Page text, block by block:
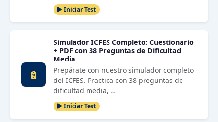
Iniciar Test
Simulador ICFES Completo: Cuestionario
+ PDF con 38 Preguntas de Dificultad
Media
Prepárate con nuestro simulador completo
del ICFES. Practica con 38 preguntas de
dificultad media, …
Iniciar Test